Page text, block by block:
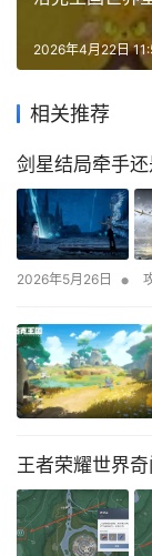
2026年4月22日
相关推荐
剑星结局牵手
2026年5月26日 •
王者荣耀世界奇